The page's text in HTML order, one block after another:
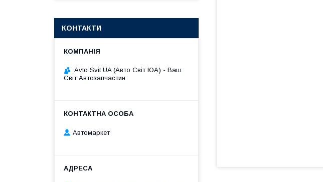
КОНТАКТИ
Avto Svit UA (Авто Світ ЮА) - Ваш
Світ Автозапчастин
Автомаркет